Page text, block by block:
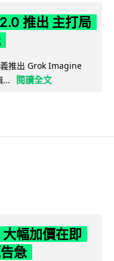
推出 主打局
推出 Grok Imagine
...
閱讀全文
幅加價在即
急